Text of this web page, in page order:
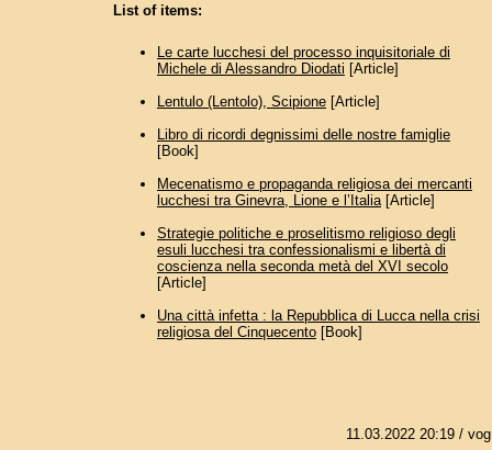
List of items:
Le carte lucchesi del processo inquisitoriale di
Michele di Alessandro Diodati [Article]
Lentulo (Lentolo), Scipione[Article]
Libro di ricordi degnissimi delle nostre famiglie
[Book]
Mecenatismo e propaganda religiosa dei mercanti
lucchesi tra Ginevra, Lione e l’Italia[Article]
Strategie politiche e proselitismo religioso degli
esuli lucchesi tra confessionalismi e libertà di
coscienza nella seconda metà del XVI secolo
[Article]
Una città infetta : la Repubblica di Lucca nella crisi
religiosa del Cinquecento[Book]
11.03.2022 20:19/ vog